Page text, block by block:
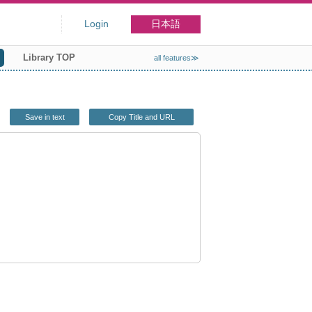
Login 日本語
Library TOP all features≫
Save in text Copy Title and URL